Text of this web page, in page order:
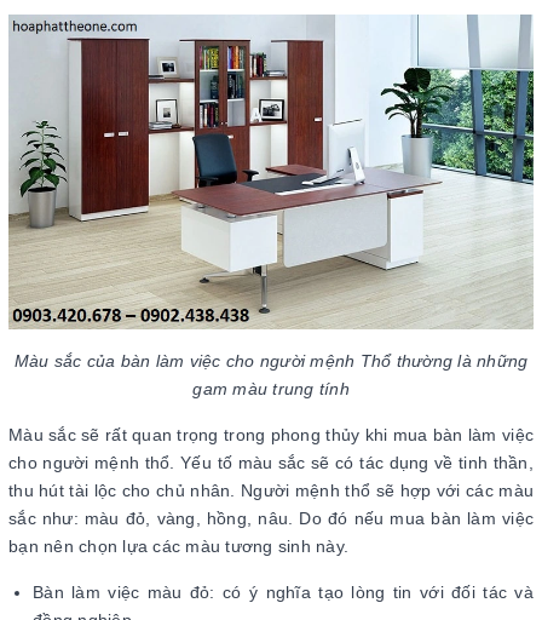
Màu sắc của bàn làm việc cho người mệnh Thổ thường là những
gam màu trung tính
Màu sắc sẽ rất quan trọng trong phong thủy khi mua bàn làm việc
cho người mệnh thổ. Yếu tố màu sắc sẽ có tác dụng về tinh thần,
thu hút tài lộc cho chủ nhân. Người mệnh thổ sẽ hợp với các màu
sắc như: màu đỏ, vàng, hồng, nâu. Do đó nếu mua bàn làm việc
bạn nên chọn lựa các màu tương sinh này.
Bàn làm việc màu đỏ: có ý nghĩa tạo lòng tin với đối tác và